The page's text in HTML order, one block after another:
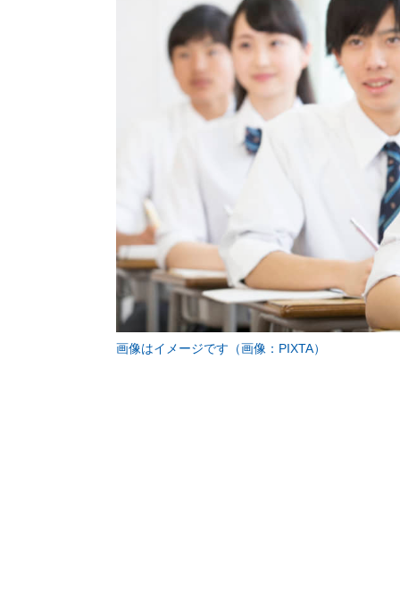
画像はイメージです（画像：PIXTA）